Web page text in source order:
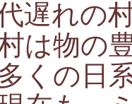
遅れの
は物の
くの日